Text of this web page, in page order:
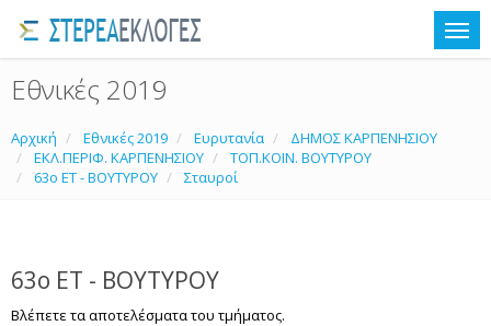
Εθνικές 2019
Αρχική Εθνικές 2019 Ευρυτανία
ΔΗΜΟΣ ΚΑΡΠΕΝΗΣΙΟΥ
ΕΚΛ.ΠΕΡΙΦ. ΚΑΡΠΕΝΗΣΙΟΥ
ΤΟΠ.ΚΟΙΝ. ΒΟΥΤΥΡΟΥ
63ο ΕΤ - ΒΟΥΤΥΡΟΥ
Σταυροί
63ο ΕΤ - ΒΟΥΤΥΡΟΥ
Βλέπετε τα αποτελέσματα του τμήματος.